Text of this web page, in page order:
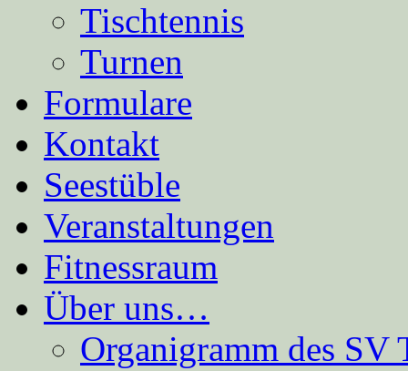
Tischtennis
Turnen
Formulare
Kontakt
Seestüble
Veranstaltungen
Fitnessraum
Über uns…
Organigramm des SV